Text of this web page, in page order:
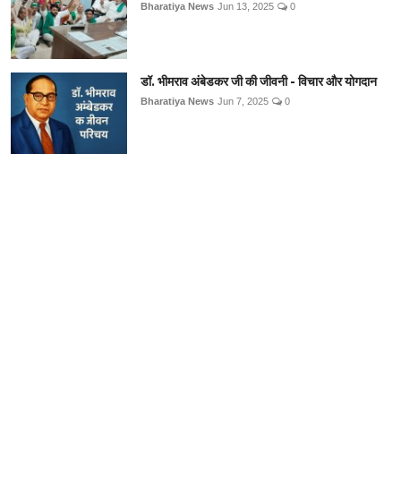
Bharatiya News Jun 13, 2025 0
डॉ. भीमराव अंबेडकर जी की जीवनी - विचार और योगदान
Bharatiya News Jun 7, 2025 0